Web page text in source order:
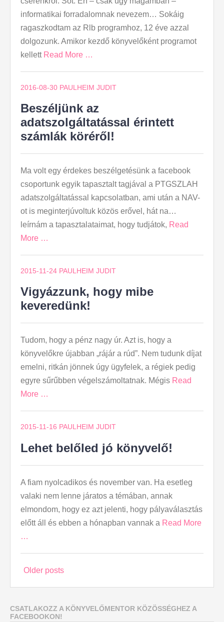
informatikai forradalomnak nevezem… Sokáig
ragaszkodtam az Rlb programhoz, 12 éve azzal
dolgozunk. Amikor kezdő könyvelőként programot
kellett Read More …
2016-08-30 PAULHEIM JUDIT
Beszéljünk az
adatszolgáltatással érintett
számlák köréről!
Ma volt egy érdekes beszélgetésünk a facebook
csoportunk egyik tapasztalt tagjával a PTGSZLAH
adatszolgáltatással kapcsolatban, ami után a NAV-
ot is meginterjúvoltuk közös erővel, hát na…
leírnám a tapasztalataimat, hogy tudjátok, Read
More …
2015-11-24 PAULHEIM JUDIT
Vigyázzunk, hogy mibe
keveredünk!
Tudom, hogy a pénz nagy úr. Azt is, hogy a
könyvelőkre újabban „rájár a rúd”. Nem tudunk díjat
emelni, ritkán jönnek úgy ügyfelek, a régiek pedig
egyre sűrűbben végelszámoltatnak. Mégis Read
More …
2015-11-16 PAULHEIM JUDIT
Lehet belőled jó könyvelő!
A fiam nyolcadikos és november van. Ha esetleg
valaki nem lenne járatos a témában, annak
elmondom, hogy ez azt jelenti, hogy pályaválasztás
előtt áll és ebben a hónapban vannak a Read More
…
Posts
Older posts
CSATLAKOZZ A KÖNYVELŐMENTOR KÖZÖSSÉGHEZ A
FACEBOOKON!